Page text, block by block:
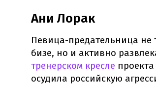
Ани Лорак
Певица-предательница не
бизе, но и активно
тренерском кресле
осудила российскую